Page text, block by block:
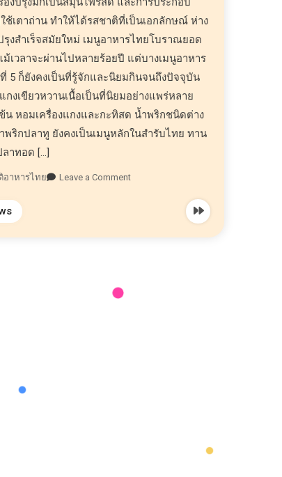
ช้เตาถ่าน ทำให้ได้รสชาติที่เป็นเอกลักษณ์ ห่าง
รุงสำเร็จสมัยใหม่ เมนูอาหารไทยโบราณยอด
เวลาจะผ่านไปหลายร้อยปี แต่บางเมนูอาหาร
5 ก็ยังคงเป็นที่รู้จักและนิยมกินจนถึงปัจจุบัน
กงเขียวหวานเนื้อเป็นที่นิยมอย่างแพร่หลาย
น หอมเครื่องแกงและกะทิสด น้ำพริกชนิดต่าง
พริกปลาทู ยังคงเป็นเมนูหลักในสำรับไทย ทาน
าทอด […]
อาหารไทย Leave a Comment